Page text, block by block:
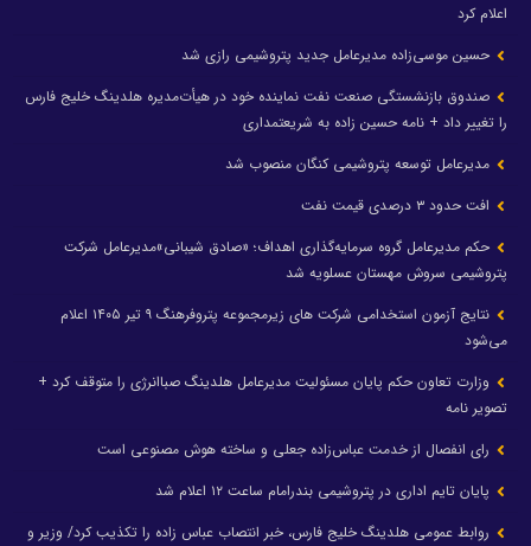
اعلام کرد
حسین موسی‌زاده مدیرعامل جدید پتروشیمی رازی شد
صندوق بازنشستگی صنعت نفت نماینده خود در هیأت‌مدیره هلدینگ خلیج فارس
را تغییر داد + نامه حسین زاده به شریعتمداری
مدیرعامل توسعه پتروشیمی کنگان منصوب شد
افت حدود ۳ درصدی قیمت نفت
حکم مدیرعامل گروه سرمایه‌گذاری اهداف؛ «صادق شیبانی»مدیرعامل شرکت
پتروشیمی سروش مهستان عسلویه شد
نتایج آزمون استخدامی شرکت های زیرمجموعه پتروفرهنگ ۹ تیر ۱۴۰۵ اعلام
می‌شود
وزارت تعاون حکم پایان مسئولیت مدیرعامل هلدینگ صباانرژی را متوقف کرد +
تصویر نامه
رای انفصال از خدمت عباس‌زاده جعلی و ساخته هوش مصنوعی است
پایان تایم اداری در پتروشیمی بندرامام ساعت ۱۲ اعلام شد
روابط عمومی هلدینگ خلیج فارس، خبر انتصاب عباس زاده را تکذیب کرد/ وزیر و